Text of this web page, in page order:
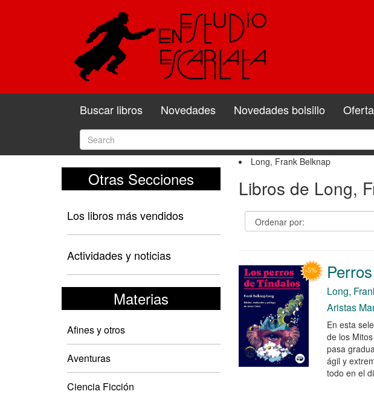
Buscar libros Novedades Novedades bolsillo
Otras Secciones
Los libros más vendidos
Actividades y noticias
Materias
Afines y otros
Aventuras
Ciencia Ficción
Long, Frank Belknap
Libros de Long,
Long,
Aristas
En esta
de los
pasa
ágil y
todo en el